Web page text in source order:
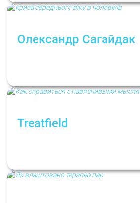
Олександр Сагайдак
Treatfield